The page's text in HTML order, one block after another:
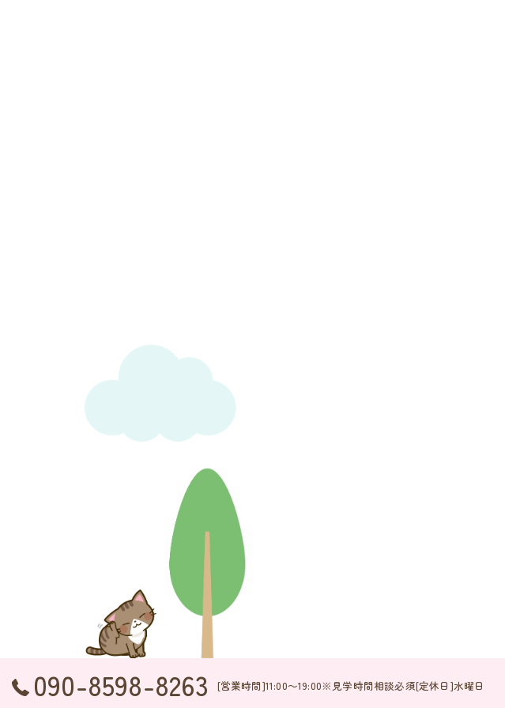
090-8598-8263 [営業時間]11:00～19:00※見学時間相談必須[定休日]水曜日